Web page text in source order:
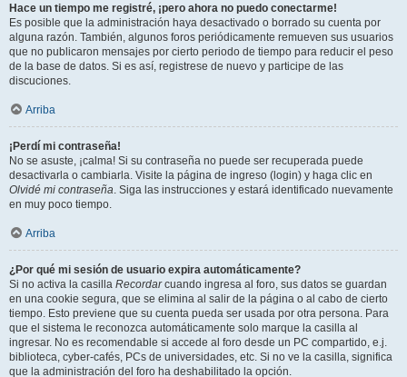
Hace un tiempo me registré, ¡pero ahora no puedo conectarme!
Es posible que la administración haya desactivado o borrado su cuenta por
alguna razón. También, algunos foros periódicamente remueven sus usuarios
que no publicaron mensajes por cierto periodo de tiempo para reducir el peso
de la base de datos. Si es así, registrese de nuevo y participe de las
discuciones.
Arriba
¡Perdí mi contraseña!
No se asuste, ¡calma! Si su contraseña no puede ser recuperada puede
desactivarla o cambiarla. Visite la página de ingreso (login) y haga clic en
Olvidé mi contraseña. Siga las instrucciones y estará identificado nuevamente
en muy poco tiempo.
Arriba
¿Por qué mi sesión de usuario expira automáticamente?
Si no activa la casilla Recordarcuando ingresa al foro, sus datos se guardan
en una cookie segura, que se elimina al salir de la página o al cabo de cierto
tiempo. Esto previene que su cuenta pueda ser usada por otra persona. Para
que el sistema le reconozca automáticamente solo marque la casilla al
ingresar. No es recomendable si accede al foro desde un PC compartido, e.j.
biblioteca, cyber-cafés, PCs de universidades, etc. Si no ve la casilla, significa
que la administración del foro ha deshabilitado la opción.